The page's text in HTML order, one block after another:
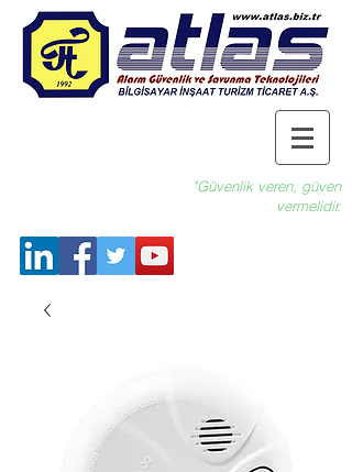
"Güvenlik veren, güven
vermelidir.